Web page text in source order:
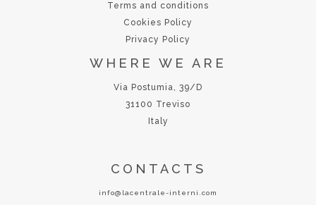
Terms and conditions
Cookies Policy
Privacy Policy
WHERE WE ARE
Via Postumia, 39/D
31100 Treviso
Italy
CONTACTS
info@lacentrale-interni.com